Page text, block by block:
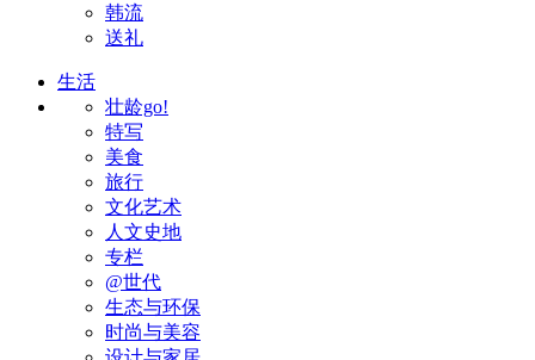
韩流
送礼
生活
壮龄go!
特写
美食
旅行
文化艺术
人文史地
专栏
@世代
生态与环保
时尚与美容